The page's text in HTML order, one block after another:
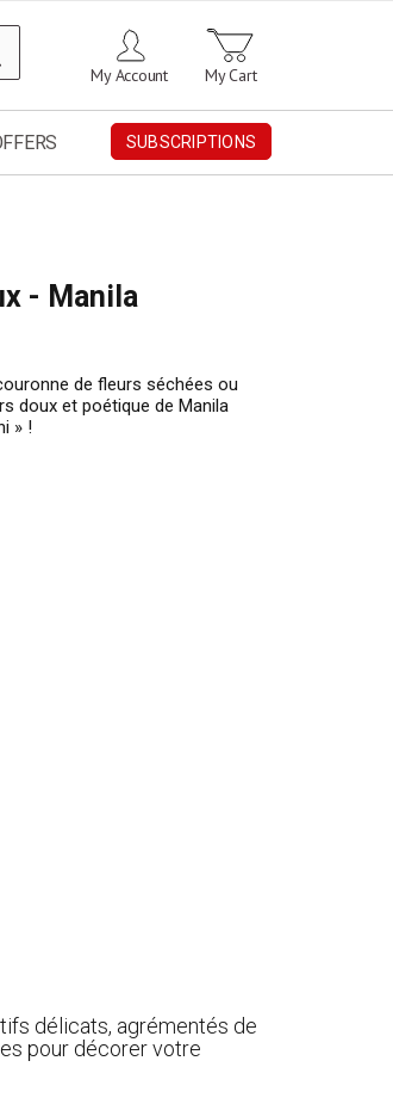
My Cart
My Account
SUBSCRIPTIONS
- Manila
de fleurs séchées ou
doux et poétique de Manila
» !
délicats, agrémentés de
pour décorer votre